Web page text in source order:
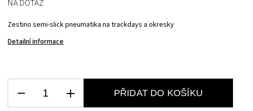
Zestino semi-slick pneumatika na trackdays a okresky
Detailní informace
NA DOTAZ
PŘIDAT DO KOŠÍKU